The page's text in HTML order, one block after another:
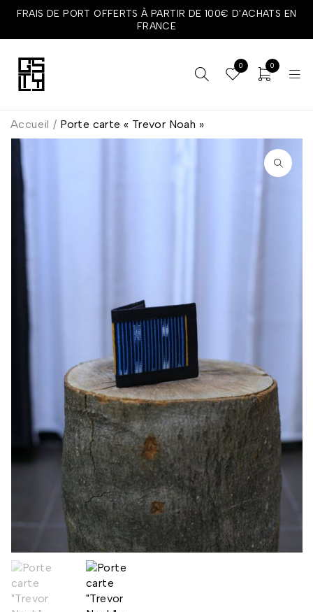
FRAIS DE PORT OFFERTS À PARTIR DE 100€ D'ACHATS EN
FRANCE
0 0
Accueil / Porte carte « Trevor Noah »